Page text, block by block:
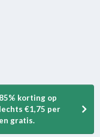
korting op
€1,75 per
gratis.